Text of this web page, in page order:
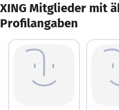
XING Mitglieder mit
Profilangaben